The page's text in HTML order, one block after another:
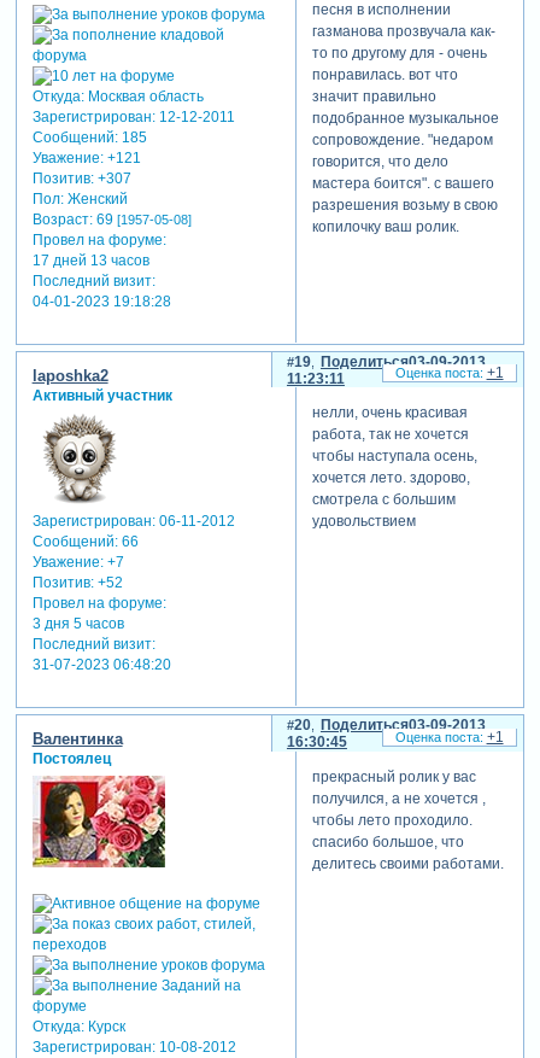
Откуда:Москвая область
Зарегистрирован: 12-12-2011
Сообщений:185
Уважение: +121
Позитив: +307
Пол:Женский
Возраст:69 [1957-05-08]
Провел на форуме:
17 дней 13 часов
Последний визит:
04-01-2023 19:18:28
песня в исполнении
газманова прозвучала как-
то по другому для - очень
понравилась. вот что
значит правильно
подобранное музыкальное
сопровождение. "недаром
говорится, что дело
мастера боится". с вашего
разрешения возьму в свою
копилочку ваш ролик.
Поделиться
19
03-09-2013
11:23:11
laposhka2
Активный участник
Зарегистрирован: 06-11-2012
Сообщений:66
Уважение: +7
Позитив: +52
Провел на форуме:
3 дня 5 часов
Последний визит:
31-07-2023 06:48:20
нелли, очень красивая
работа, так не хочется
чтобы наступала осень,
хочется лето. здорово,
смотрела с большим
удовольствием
+1
Поделиться
20
03-09-2013
16:30:45
Валентинка
Постоялец
Откуда:Курск
Зарегистрирован: 10-08-2012
прекрасный ролик у вас
получился, а не хочется ,
чтобы лето проходило.
спасибо большое, что
делитесь своими работами.
+1